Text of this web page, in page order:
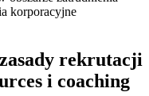
korporacyjne
rekrutacji
i coaching